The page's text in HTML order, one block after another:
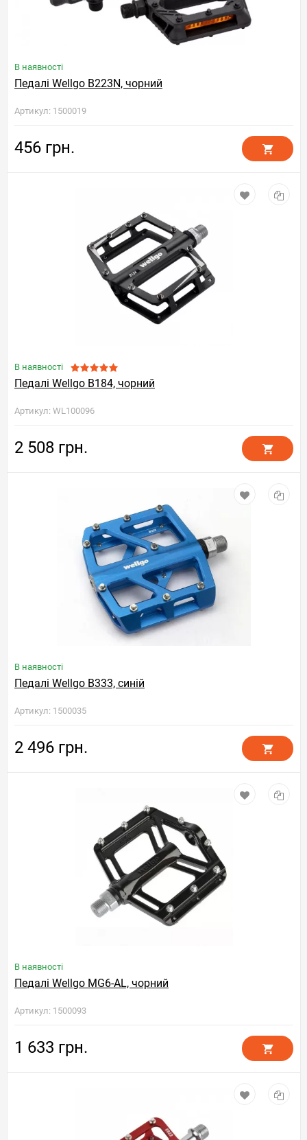
В наявності
Педалі Wellgo B223N, чорний
Артикул: 1500019
456 грн.
В наявності
Педалі Wellgo B184, чорний
Артикул: WL100096
2 508 грн.
В наявності
Педалі Wellgo B333, синій
Артикул: 1500035
2 496 грн.
В наявності
Педалі Wellgo MG6-AL, чорний
Артикул: 1500093
1 633 грн.